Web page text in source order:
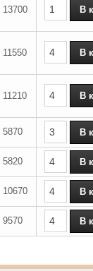
13700
11550
11210
5870
5820
10670
9570